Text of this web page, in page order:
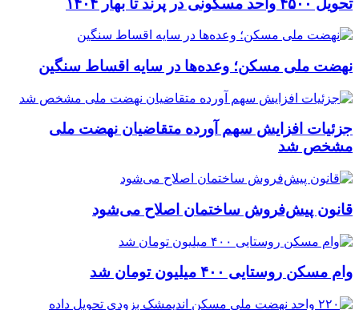
نهضت ملی مسکن؛ وعده‌ها در سایه اقساط سنگین
جزئیات افزایش سهم آورده متقاضیان نهضت ملی
مشخص شد
قانون پیش‌فروش ساختمان اصلاح می‌شود
وام مسکن روستایی ۴۰۰ میلیون تومان شد